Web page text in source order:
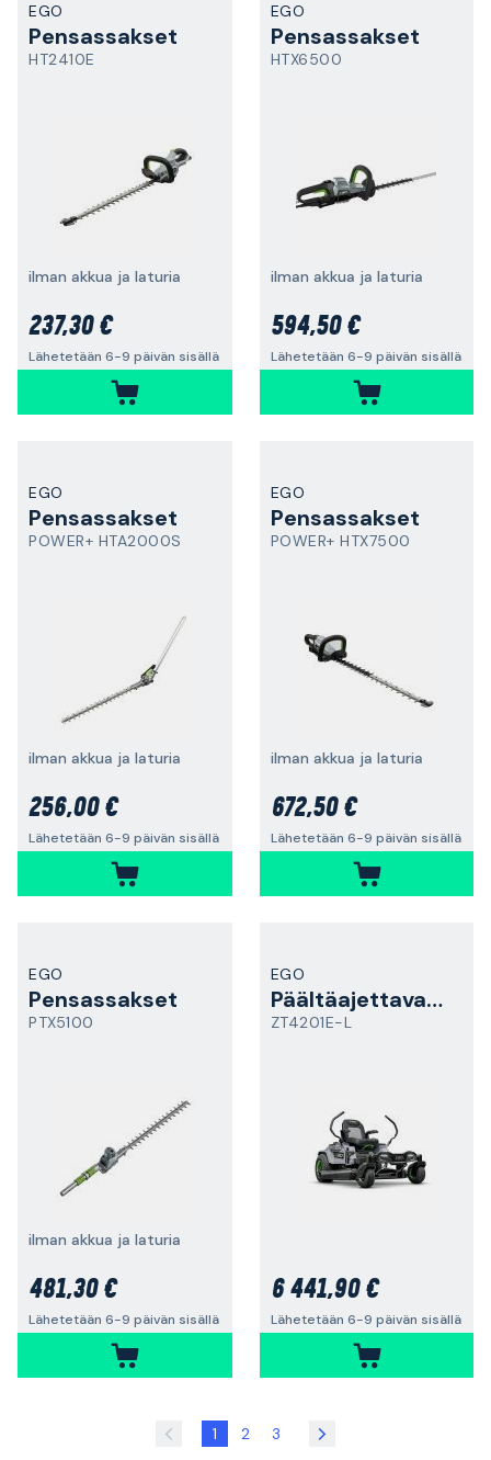
EGO
Pensassakset
HT2410E
ilman akkua ja laturia
237,30 €
Lähetetään 6-9 päivän sisällä
EGO
Pensassakset
HTX6500
ilman akkua ja laturia
594,50 €
Lähetetään 6-9 päivän sisällä
EGO
Pensassakset
POWER+ HTA2000S
ilman akkua ja laturia
256,00 €
Lähetetään 6-9 päivän sisällä
EGO
Pensassakset
POWER+ HTX7500
ilman akkua ja laturia
672,50 €
Lähetetään 6-9 päivän sisällä
EGO
Pensassakset
PTX5100
ilman akkua ja laturia
481,30 €
Lähetetään 6-9 päivän sisällä
EGO
Päältäajettavat ruohonleikkurit
ZT4201E-L
6 441,90 €
Lähetetään 6-9 päivän sisällä
1 2 3